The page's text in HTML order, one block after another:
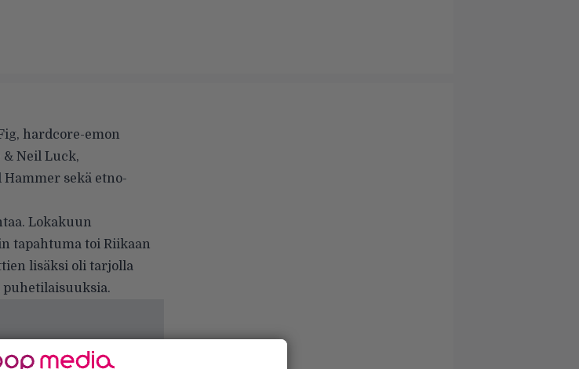
hardcore-emon
& Neil Luck,
sekä etno-
Lokakuun
tapahtuma toi Riikaan
lisäksi oli tarjolla
puhetilaisuuksia.